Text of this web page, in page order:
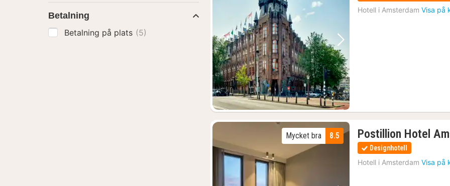
Föregående bild Nästa bild
Hotell i Amsterdam Visa på
8.5
Mycket bra Postillion Hotel
Designhotell
Hotell i Amsterdam Visa på
Betalning
Betalning på plats (5)